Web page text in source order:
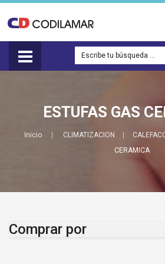
ESTUFAS GAS
Inicio CLIMATIZACION
CERAMICA
Comprar por